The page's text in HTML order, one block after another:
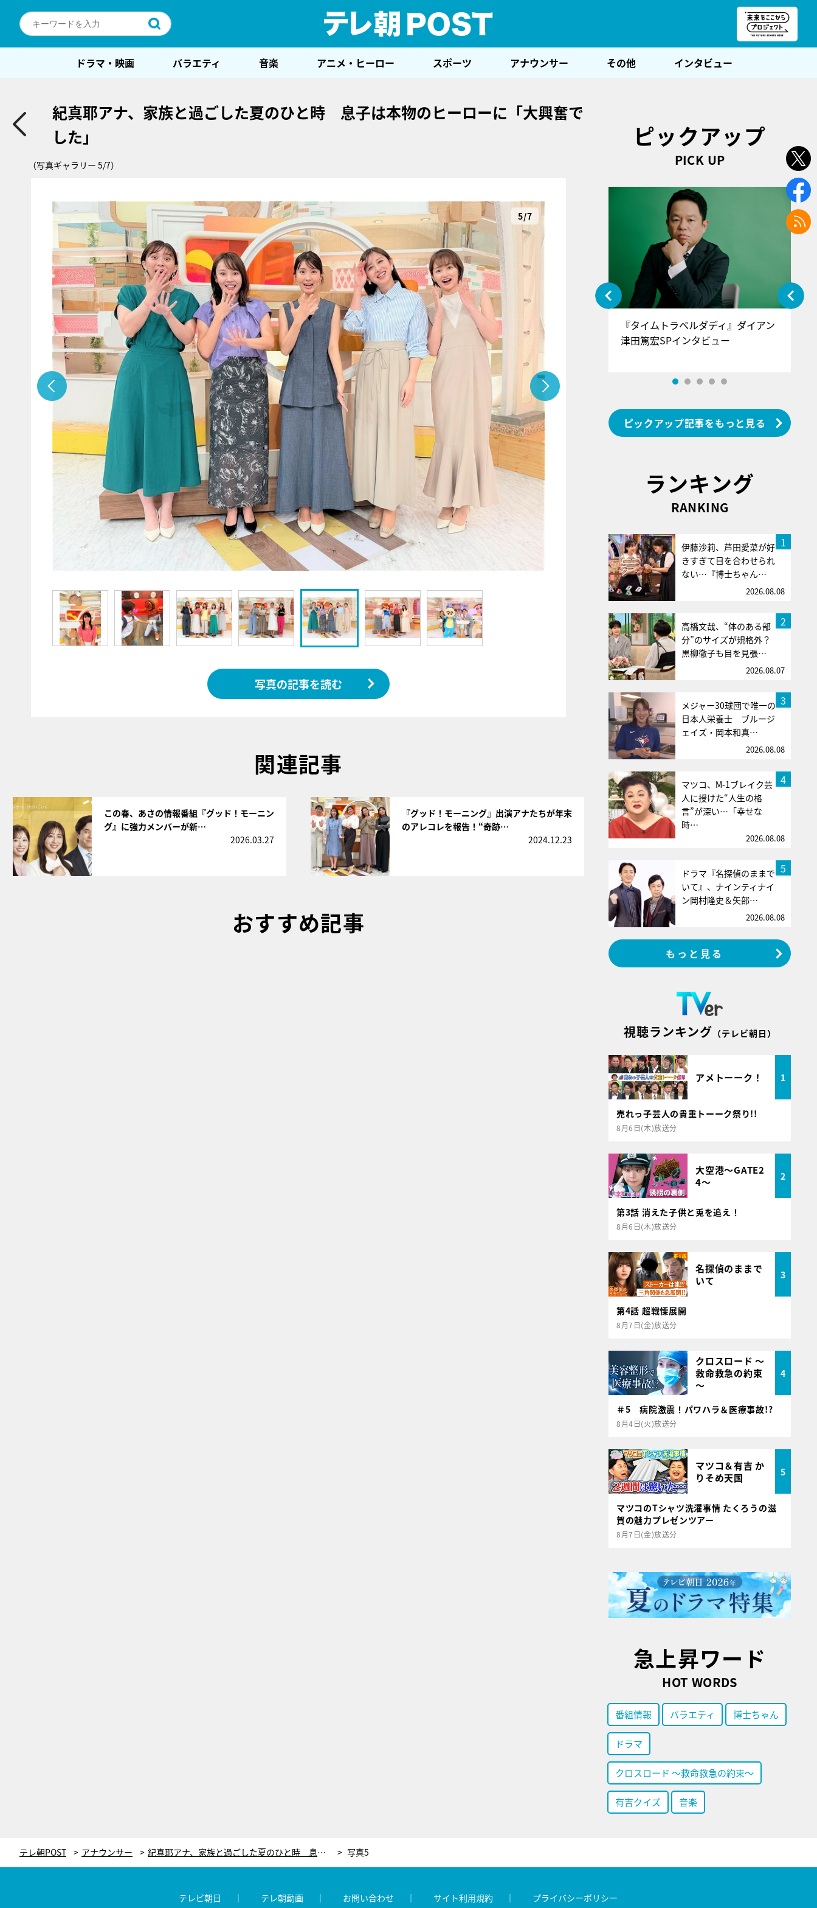
ドラマ・映画 バラエティ 音楽 アニメ・ヒーロー スポーツ アナウンサー その他 インタビュー
紀真耶アナ、家族と過ごした夏のひと時 息子は本物のヒーローに「大興奮で
した」
（写真ギャラリー 5/7）
5/7
写真の記事を読む
関連記事
この春、あさの情報番組『グッド！モーニン
グ』に強力メンバーが新…
2026.03.27
『グッド！モーニング』出演アナたちが年末
のアレコレを報告！“奇跡…
2024.12.23
おすすめ記事
ピックアップ
PICK UP
『アイ＝ラブ！げーみんぐ』＝LOV
E齋藤樹愛羅＆佐々木舞香SPインタ
ビュー
『タイムトラベルダディ』ダイアン
津田篤宏SPインタビュー
ピックアップ記事をもっと見る
ランキング
RANKING
1
伊藤沙莉、芦田愛菜が好
きすぎて目を合わせられ
ない…『博士ちゃん…
2026.08.08
2
高橋文哉、“体のある部
分”のサイズが規格外？
黒柳徹子も目を見張…
2026.08.07
3
メジャー30球団で唯一の
日本人栄養士 ブルージ
ェイズ・岡本和真…
2026.08.08
4
マツコ、M-1ブレイク芸
人に授けた“人生の格
言”が深い…「幸せな
時…
2026.08.08
5
ドラマ『名探偵のままで
いて』、ナインティナイ
ン岡村隆史＆矢部…
2026.08.08
もっと見る
視聴ランキング （テレビ朝日）
アメトーーク！ 1
売れっ子芸人の貴重トーーク祭り!!
8月6日(木)放送分
大空港～GATE2
4～
2
第3話 消えた子供と兎を追え！
8月6日(木)放送分
名探偵のままで
いて
3
第4話 超戦慄展開
8月7日(金)放送分
クロスロード ～
救命救急の約束
～
4
＃5 病院激震！パワハラ＆医療事故!?
8月4日(火)放送分
マツコ＆有吉 か
りそめ天国
5
マツコのTシャツ洗濯事情 たくろうの滋
賀の魅力プレゼンツアー
8月7日(金)放送分
急上昇ワード
HOT WORDS
番組情報 バラエティ 博士ちゃん
ドラマ
クロスロード ～救命救急の約束～
有吉クイズ 音楽
テレ朝POST アナウンサー 紀真耶アナ、家族と過ごした夏のひと時 息子は本物のヒーローに「大興奮でした」 写真5
テレビ朝日 テレ朝動画 お問い合わせ サイト利用規約 プライバシーポリシー